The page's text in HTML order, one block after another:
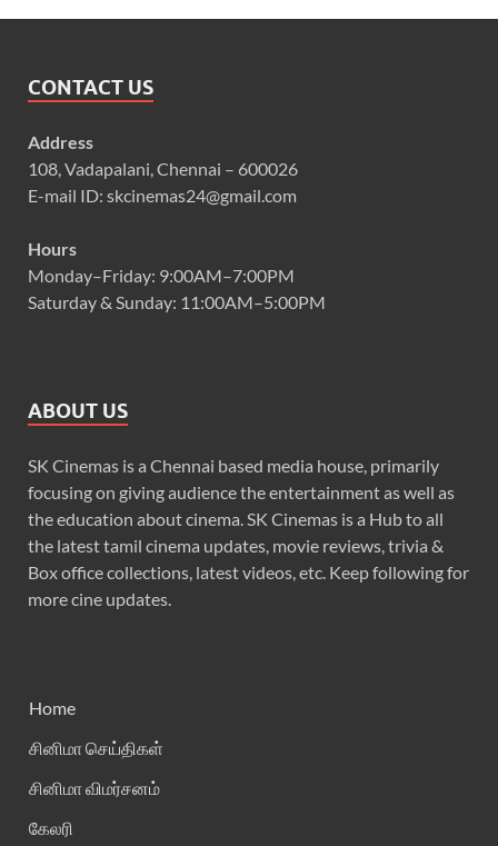
CONTACT US
Address
108, Vadapalani, Chennai – 600026
E-mail ID: skcinemas24@gmail.com
Hours
Monday–Friday: 9:00AM–7:00PM
Saturday & Sunday: 11:00AM–5:00PM
ABOUT US
SK Cinemas is a Chennai based media house, primarily
focusing on giving audience the entertainment as well as
the education about cinema. SK Cinemas is a Hub to all
the latest tamil cinema updates, movie reviews, trivia &
Box office collections, latest videos, etc. Keep following for
more cine updates.
Home
சினிமா செய்திகள்
சினிமா விமர்சனம்
கேலரி